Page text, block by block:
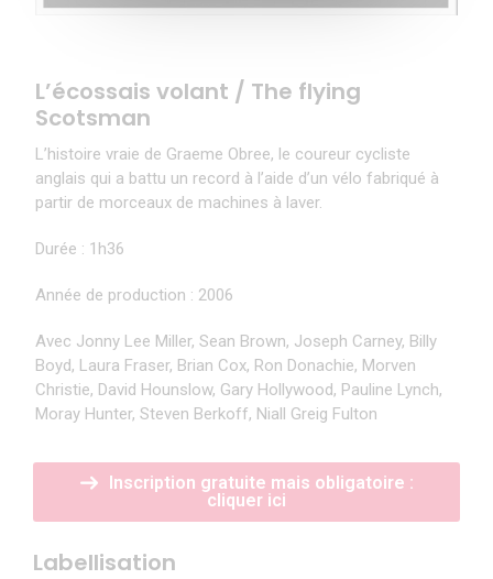
L’écossais volant / The flying
Scotsman
L’histoire vraie de Graeme Obree, le coureur cycliste
anglais qui a battu un record à l’aide d’un vélo fabriqué à
partir de morceaux de machines à laver.
Durée : 1h36
Année de production : 2006
Avec Jonny Lee Miller, Sean Brown, Joseph Carney, Billy
Boyd, Laura Fraser, Brian Cox, Ron Donachie, Morven
Christie, David Hounslow, Gary Hollywood, Pauline Lynch,
Moray Hunter, Steven Berkoff, Niall Greig Fulton
Inscription gratuite mais obligatoire :
cliquer ici
Labellisation